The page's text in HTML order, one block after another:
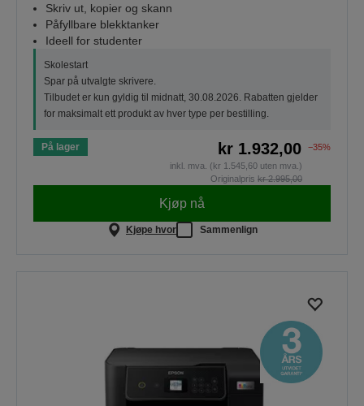
Skriv ut, kopier og skann
Påfyllbare blekktanker
Ideell for studenter
Skolestart
Spar på utvalgte skrivere.
Tilbudet er kun gyldig til midnatt, 30.08.2026. Rabatten gjelder
for maksimalt ett produkt av hver type per bestilling.
På lager kr 1.932,00
−35%
inkl. mva. (kr 1.545,60 uten mva.)
Originalpris kr 2.995,00
Kjøp nå
Kjøpe hvor Sammenlign